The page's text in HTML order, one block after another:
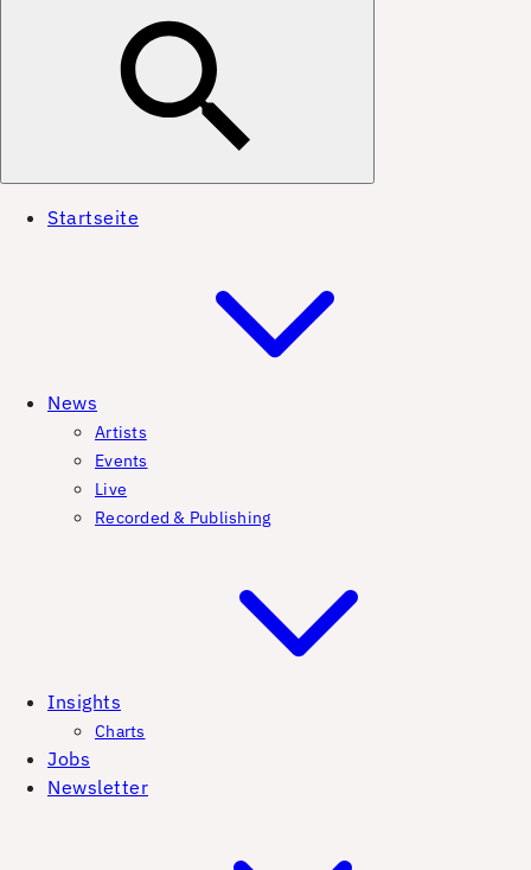
Startseite
News
Artists
Events
Live
Recorded & Publishing
Insights
Charts
Jobs
Newsletter